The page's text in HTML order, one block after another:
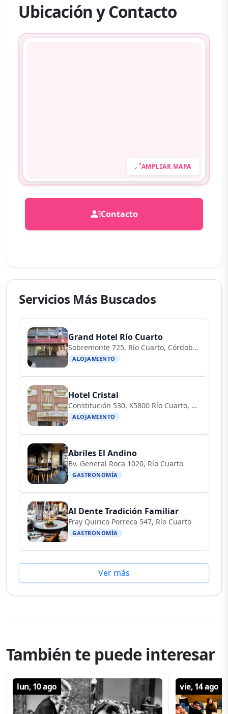
Ubicación y Contacto
AMPLIAR MAPA
Contacto
Servicios Más Buscados
Grand Hotel Río Cuarto
Sobremonte 725, Río Cuarto, Córdoba, Argentina
ALOJAMIENTO
Hotel Cristal
Constitución 530, X5800 Río Cuarto, Córdoba, Argentina
ALOJAMIENTO
Abriles El Andino
Bv. General Roca 1020, Río Cuarto
GASTRONOMÍA
Al Dente Tradición Familiar
Fray Quirico Porreca 547, Río Cuarto
GASTRONOMÍA
Ver más
También te puede interesar
lun, 10 ago vie, 14 ago